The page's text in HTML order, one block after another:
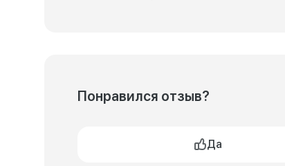
Понравился отзыв?
Да